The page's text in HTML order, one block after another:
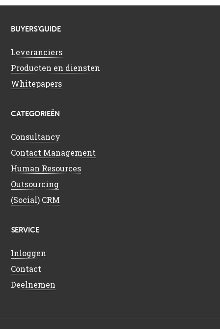
BUYERS’GUIDE
Leveranciers
Producten en diensten
Whitepapers
CATEGORIEËN
Consultancy
Contact Management
Human Resources
Outsourcing
(Social) CRM
SERVICE
Inloggen
Contact
Deelnemen